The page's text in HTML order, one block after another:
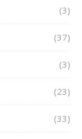
(3)
(37)
(3)
(23)
(33)